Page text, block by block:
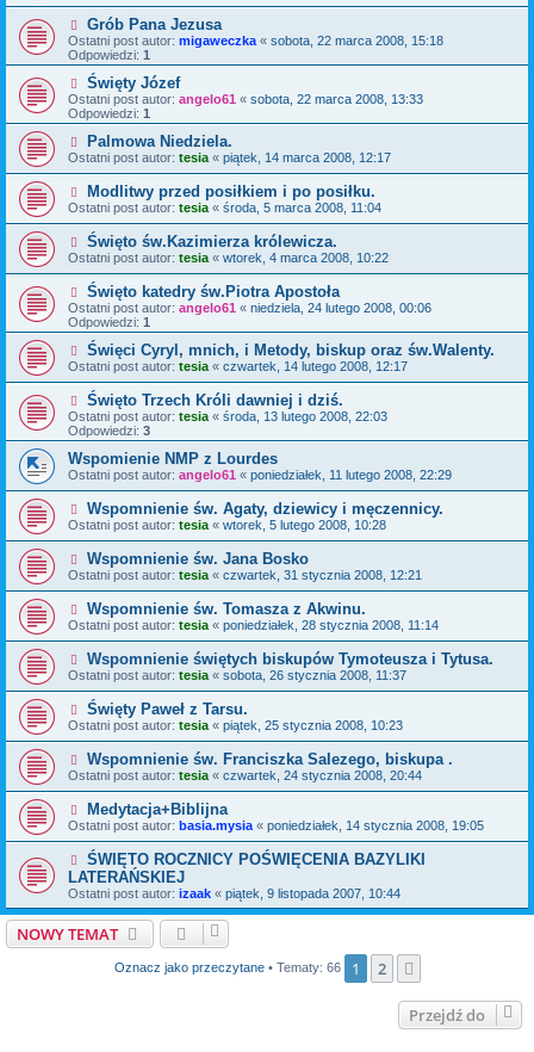
Grób Pana Jezusa
Ostatni post autor: migaweczka « sobota, 22 marca 2008, 15:18
Odpowiedzi: 1
Święty Józef
Ostatni post autor: angelo61 « sobota, 22 marca 2008, 13:33
Odpowiedzi: 1
Palmowa Niedziela.
Ostatni post autor: tesia « piątek, 14 marca 2008, 12:17
Modlitwy przed posiłkiem i po posiłku.
Ostatni post autor: tesia « środa, 5 marca 2008, 11:04
Święto św.Kazimierza królewicza.
Ostatni post autor: tesia « wtorek, 4 marca 2008, 10:22
Święto katedry św.Piotra Apostoła
Ostatni post autor: angelo61 « niedziela, 24 lutego 2008, 00:06
Odpowiedzi: 1
Święci Cyryl, mnich, i Metody, biskup oraz św.Walenty.
Ostatni post autor: tesia « czwartek, 14 lutego 2008, 12:17
Święto Trzech Króli dawniej i dziś.
Ostatni post autor: tesia « środa, 13 lutego 2008, 22:03
Odpowiedzi: 3
Wspomienie NMP z Lourdes
Ostatni post autor: angelo61 « poniedziałek, 11 lutego 2008, 22:29
Wspomnienie św. Agaty, dziewicy i męczennicy.
Ostatni post autor: tesia « wtorek, 5 lutego 2008, 10:28
Wspomnienie św. Jana Bosko
Ostatni post autor: tesia « czwartek, 31 stycznia 2008, 12:21
Wspomnienie św. Tomasza z Akwinu.
Ostatni post autor: tesia « poniedziałek, 28 stycznia 2008, 11:14
Wspomnienie świętych biskupów Tymoteusza i Tytusa.
Ostatni post autor: tesia « sobota, 26 stycznia 2008, 11:37
Święty Paweł z Tarsu.
Ostatni post autor: tesia « piątek, 25 stycznia 2008, 10:23
Wspomnienie św. Franciszka Salezego, biskupa .
Ostatni post autor: tesia « czwartek, 24 stycznia 2008, 20:44
Medytacja+Biblijna
Ostatni post autor: basia.mysia « poniedziałek, 14 stycznia 2008, 19:05
ŚWIĘTO ROCZNICY POŚWIĘCENIA BAZYLIKI
LATERAŃSKIEJ
Ostatni post autor: izaak « piątek, 9 listopada 2007, 10:44
NOWY TEMAT
Oznacz jako przeczytane• Tematy: 66 1 2
Przejdź do